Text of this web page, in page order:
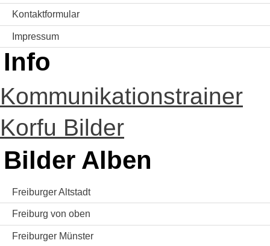
Kontaktformular
Impressum
Info
Kommunikationstrainer
Korfu Bilder
Bilder Alben
Freiburger Altstadt
Freiburg von oben
Freiburger Münster